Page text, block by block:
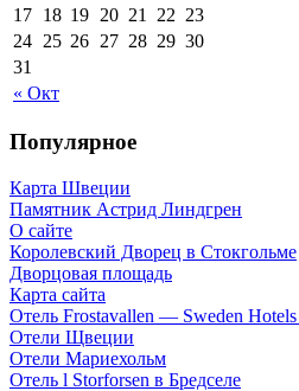
« Окт
17 18 19 20 21 22 23
24 25 26 27 28 29 30
31
Популярное
Карта Швеции
Памятник Астрид Линдгрен
О сайте
Королевский Дворец в Стокгольме
Дворцовая площадь
Карта сайта
Отель Frostavallen — Sweden
Отели Щвеции
Отели Мариехольм
Отель l Storforsen в Бредселе